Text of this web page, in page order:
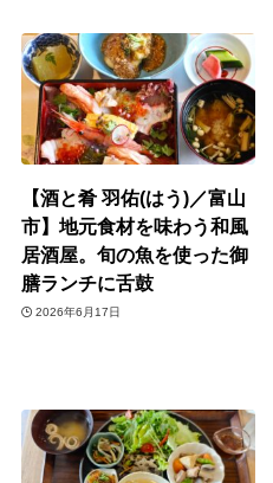
【酒と肴 羽佑(はう)／富山
市】地元食材を味わう和風
居酒屋。旬の魚を使った御
膳ランチに舌鼓
2026年6月17日